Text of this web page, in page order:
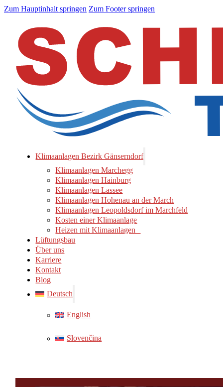
Zum Hauptinhalt springen Zum Footer springen
Klimaanlagen Bezirk Gänserndorf
Klimaanlagen Marchegg
Klimaanlagen Hainburg
Klimaanlagen Lassee
Klimaanlagen Hohenau an der March
Klimaanlagen Leopoldsdorf im Marchfeld
Kosten einer Klimaanlage
Heizen mit Klimaanlagen
Lüftungsbau
Über uns
Karriere
Kontakt
Blog
Deutsch
English
Slovenčina